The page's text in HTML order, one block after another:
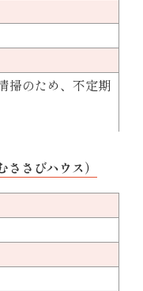
掃のため、不定期
さびハウス）